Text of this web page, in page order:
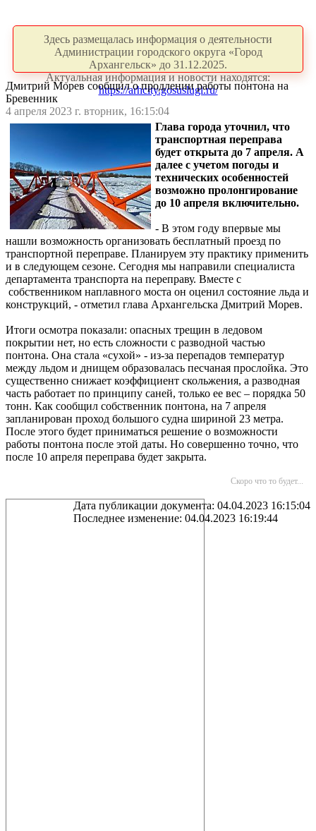
Здесь размещалась информация о деятельности
Администрации городского округа «Город
Архангельск» до 31.12.2025.
Актуальная информация и новости находятся:
https://arhcity.gosuslugi.ru/
Дмитрий Морев сообщил о продлении работы понтона на
Бревенник
4 апреля 2023 г. вторник, 16:15:04
Глава города уточнил, что
транспортная переправа
будет открыта до 7 апреля. А
далее с учетом погоды и
технических особенностей
возможно пролонгирование
до 10 апреля включительно.
- В этом году впервые мы
нашли возможность организовать бесплатный проезд по
транспортной переправе. Планируем эту практику применить
и в следующем сезоне. Сегодня мы направили специалиста
департамента транспорта на переправу. Вместе с
собственником наплавного моста он оценил состояние льда и
конструкций, - отметил глава Архангельска Дмитрий Морев.
Итоги осмотра показали: опасных трещин в ледовом
покрытии нет, но есть сложности с разводной частью
понтона. Она стала «сухой» - из-за перепадов температур
между льдом и днищем образовалась песчаная прослойка. Это
существенно снижает коэффициент скольжения, а разводная
часть работает по принципу саней, только ее вес – порядка 50
тонн. Как сообщил собственник понтона, на 7 апреля
запланирован проход большого судна шириной 23 метра.
После этого будет приниматься решение о возможности
работы понтона после этой даты. Но совершенно точно, что
после 10 апреля переправа будет закрыта.
Скоро что то будет...
Дата публикации документа: 04.04.2023 16:15:04
Последнее изменение: 04.04.2023 16:19:44